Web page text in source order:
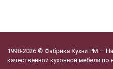
1998-2026 © Фабрика Кухни РМ —
качественной кухонной мебели по